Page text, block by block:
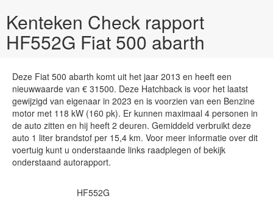
Kenteken Check rapport
HF552G Fiat 500 abarth
Deze Fiat 500 abarth komt uit het jaar 2013 en heeft een
nieuwwaarde van € 31500. Deze Hatchback is voor het laatst
gewijzigd van eigenaar in 2023 en is voorzien van een Benzine
motor met 118 kW (160 pk). Er kunnen maximaal 4 personen in
de auto zitten en hij heeft 2 deuren. Gemiddeld verbruikt deze
auto 1 liter brandstof per 15,4 km. Voor meer informatie over dit
voertuig kunt u onderstaande links raadplegen of bekijk
onderstaand autorapport.
HF552G